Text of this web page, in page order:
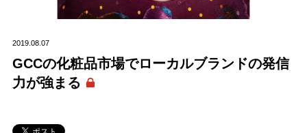
2019.08.07
GCCの化粧品市場でローカルブランドの発信
力が強まる